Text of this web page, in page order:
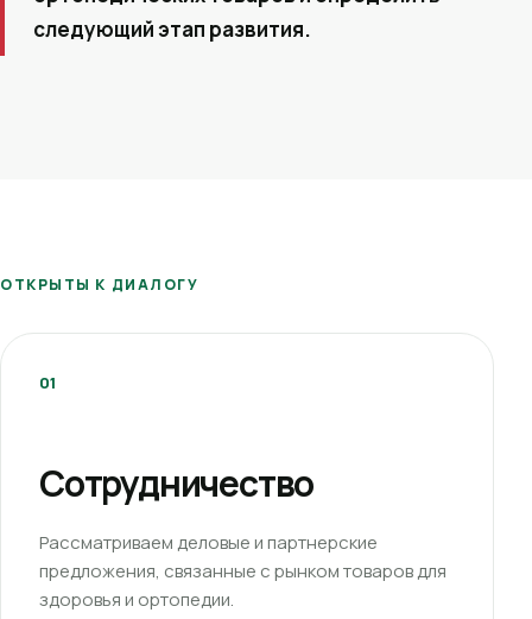
следующий этап развития.
ОТКРЫТЫ К ДИАЛОГУ
01
Сотрудничество
Рассматриваем деловые и партнерские
предложения, связанные с рынком товаров для
здоровья и ортопедии.